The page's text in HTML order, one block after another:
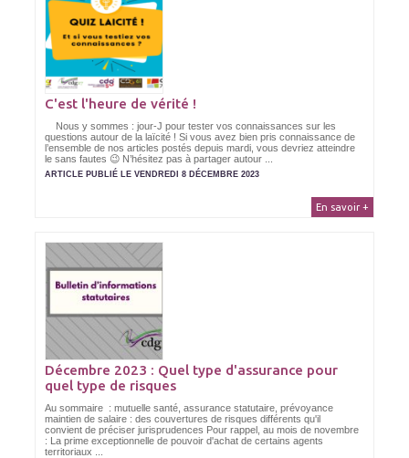
C'est l'heure de vérité !
Nous y sommes : jour-J pour tester vos connaissances sur les
questions autour de la laïcité ! Si vous avez bien pris connaissance de
l’ensemble de nos articles postés depuis mardi, vous devriez atteindre
le sans fautes 😉 N’hésitez pas à partager autour ...
ARTICLE PUBLIÉ LE VENDREDI 8 DÉCEMBRE 2023
En savoir +
Décembre 2023 : Quel type d'assurance pour
quel type de risques
Au sommaire : mutuelle santé, assurance statutaire, prévoyance
maintien de salaire : des couvertures de risques différents qu'il
convient de préciser jurisprudences Pour rappel, au mois de novembre
: La prime exceptionnelle de pouvoir d'achat de certains agents
territoriaux ...